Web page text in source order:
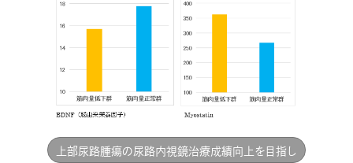
上部尿路腫瘍の尿路内視鏡治療成績向上を目指し